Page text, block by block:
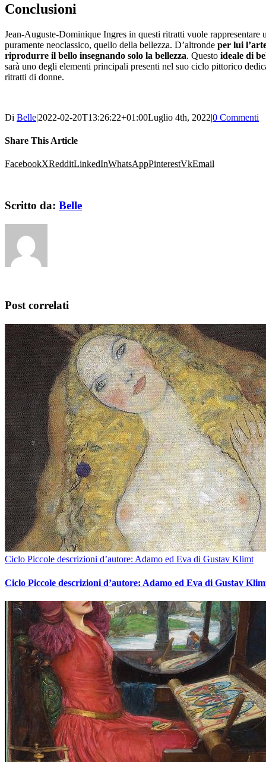
Conclusioni
Jean-Auguste-Dominique Ingres in questi ritratti vuole rappresentare
puramente neoclassico, quello della bellezza. D’altronde per lui
riprodurre il bello insegnando solo la bellezza. Questo ideale di
sarà uno degli elementi principali presenti nel suo ciclo pittorico
ritratti di donne.
Di Belle|2022-02-20T13:26:22+01:00Luglio 4th, 2022|0 Commenti
Share This Article
FacebookXRedditLinkedInWhatsAppPinterestVkEmail
Scritto da: Belle
Post correlati
Ciclo Piccole descrizioni d’autore: Adamo ed Eva di Gustav Klimt
Ciclo Piccole descrizioni d’autore: Adamo ed Eva di Gustav